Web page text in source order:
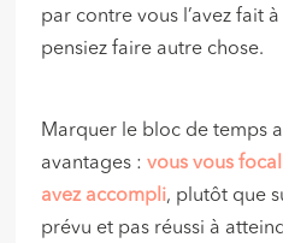
par contre vous l’avez fait
pensiez faire autre chose.
Marquer le bloc de temps
avantages :vous vous
avez accompli, plutôt que
prévu et pas réussi à